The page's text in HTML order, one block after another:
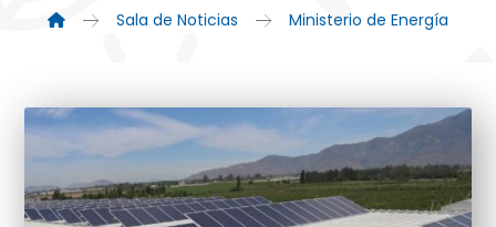
Sala de Noticias Ministerio de Energía